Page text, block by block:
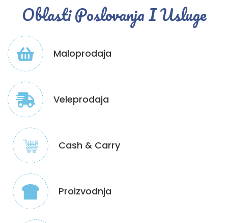
Oblasti Poslovanja I Usluge
Maloprodaja
Veleprodaja
Cash & Carry
Proizvodnja